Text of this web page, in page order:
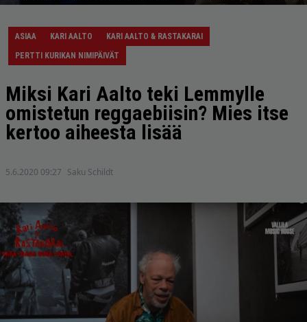
ASIAA KARI AALTO
KARI AALTO & RASTAKARAI
PERTTI KURIKAN NIMIPÄIVÄT
Miksi Kari Aalto teki Lemmylle
omistetun reggaebiisin? Mies itse
kertoo aiheesta lisää
5.6.2020 09:27 Saku Schildt